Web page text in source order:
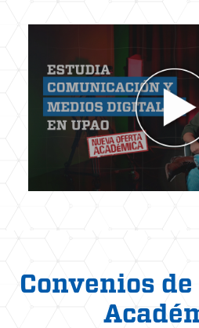
Convenios